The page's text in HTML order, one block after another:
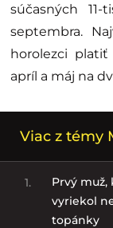
súčasných
septembra.
horolezci platiť
apríl a máj na
Viac z témy
1.
Prvý muž,
vyriekol
topánky